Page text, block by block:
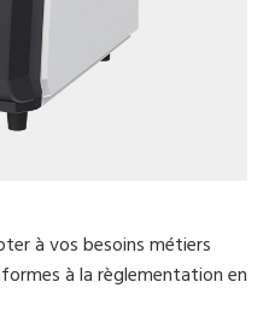
à vos besoins métiers
à la règlementation en